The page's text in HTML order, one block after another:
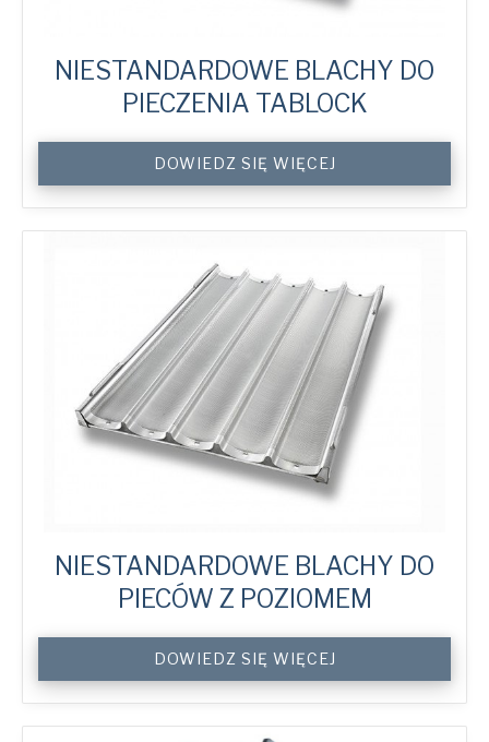
NIESTANDARDOWE BLACHY DO
PIECZENIA TABLOCK
Baking
Screens
quantity
DOWIEDZ SIĘ WIĘCEJ
NIESTANDARDOWE BLACHY DO
PIECÓW Z POZIOMEM
Oven
Trays
quantity
DOWIEDZ SIĘ WIĘCEJ